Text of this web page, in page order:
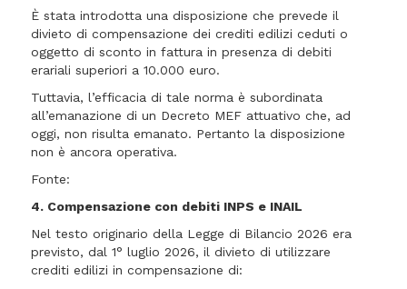
È stata introdotta una disposizione che prevede il
divieto di compensazione dei crediti edilizi ceduti o
oggetto di sconto in fattura in presenza di debiti
erariali superiori a 10.000 euro.
Tuttavia, l’efficacia di tale norma è subordinata
all’emanazione di un Decreto MEF attuativo che, ad
oggi, non risulta emanato. Pertanto la disposizione
non è ancora operativa.
Fonte:
4. Compensazione con debiti INPS e INAIL
Nel testo originario della Legge di Bilancio 2026 era
previsto, dal 1° luglio 2026, il divieto di utilizzare
crediti edilizi in compensazione di: